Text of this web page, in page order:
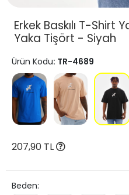
Erkek Baskılı T-Shirt
Yaka Tişört - Siyah
Ürün Kodu: TR-4689
207,90 TL
Beden: